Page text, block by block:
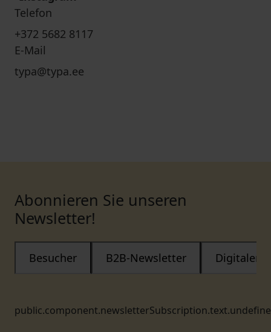
Telefon
+372 5682 8117
E-Mail
typa@typa.ee
Abonnieren Sie unseren
Newsletter!
Besucher B2B-Newsletter Digitaler